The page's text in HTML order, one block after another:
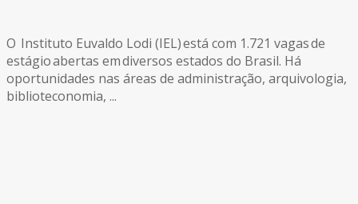
O Instituto Euvaldo Lodi (IEL) está com 1.721 vagas de
estágio abertas em diversos estados do Brasil. Há
oportunidades nas áreas de administração, arquivologia,
biblioteconomia, ...